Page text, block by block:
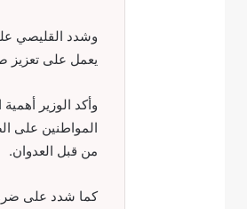
وشدد القليصي
يعمل على تعزيز
وأكد الوزير
المواطنين على
من قبل العدوان.
كما شدد على